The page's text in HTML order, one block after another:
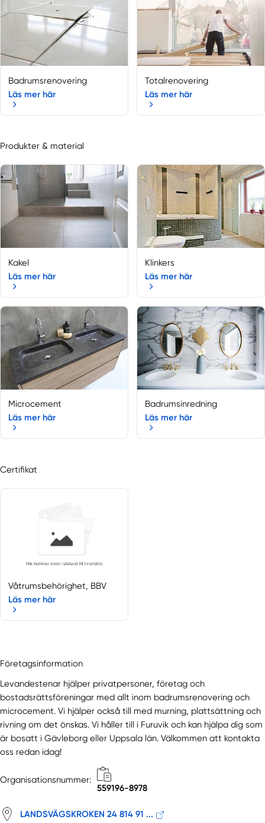
Tierp
Uppsala
Uppsala län
Vänge
Badrumsrenovering
Läs mer här
Totalrenovering
Läs mer här
Produkter & material
Kakel
Läs mer här
Klinkers
Läs mer här
Microcement
Läs mer här
Badrumsinredning
Läs mer här
Certifikat
Våtrumsbehörighet, BBV
Läs mer här
Företagsinformation
Levandestenar hjälper privatpersoner, företag och
bostadsrättsföreningar med allt inom badrumsrenovering och
microcement. Vi hjälper också till med murning, plattsättning och
rivning om det önskas. Vi håller till i Furuvik och kan hjälpa dig som
är bosatt i Gävleborg eller Uppsala län. Välkommen att kontakta
oss redan idag!
Organisationsnummer:
559196-8978
LANDSVÄGSKROKEN 24 814 91 ...